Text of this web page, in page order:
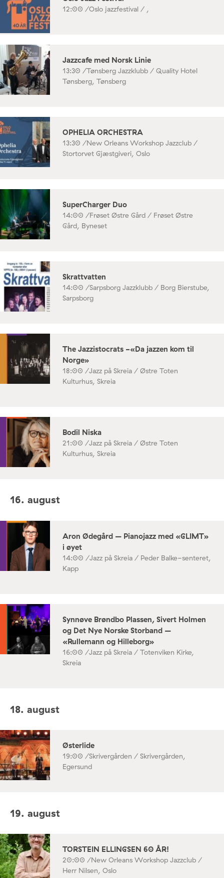
12:00 /Oslo jazzfestival / ,
Jazzcafe med Norsk Linie
13:30 /Tønsberg Jazzklubb / Quality Hotel
Tønsberg, Tønsberg
OPHELIA ORCHESTRA
13:30 /New Orleans Workshop Jazzclub /
Stortorvet Gjæstgiveri, Oslo
SuperCharger Duo
14:00 /Frøset Østre Gård / Frøset Østre
Gård, Byneset
Skrattvatten
14:00 /Sarpsborg Jazzklubb / Borg Bierstube,
Sarpsborg
The Jazzistocrats -«Da jazzen kom til
Norge»
18:00 /Jazz på Skreia / Østre Toten
Kulturhus, Skreia
Bodil Niska
21:00 /Jazz på Skreia / Østre Toten
Kulturhus, Skreia
16. august
Aron Ødegård – Pianojazz med «GLIMT»
i øyet
14:00 /Jazz på Skreia / Peder Balke-senteret,
Kapp
Synnøve Brøndbo Plassen, Sivert Holmen
og Det Nye Norske Storband –
«Rullemann og Hilleborg»
16:00 /Jazz på Skreia / Totenviken Kirke,
Skreia
18. august
Østerlide
19:00 /Skrivergården / Skrivergården,
Egersund
19. august
TORSTEIN ELLINGSEN 60 ÅR!
20:00 /New Orleans Workshop Jazzclub /
Herr Nilsen, Oslo